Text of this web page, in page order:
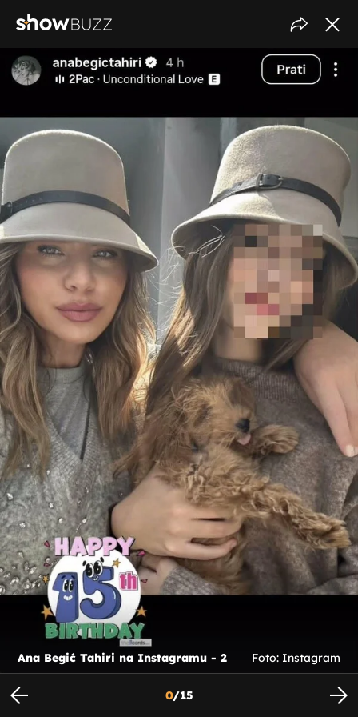
Ana Begić Tahiri na Instagramu - 2 Foto: Instagram
0/15